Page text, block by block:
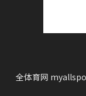
全体育网